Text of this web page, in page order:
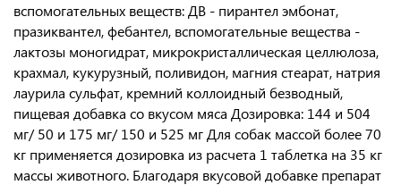
вспомогательных веществ: ДВ - пирантел эмбонат,
празиквантел, фебантел, вспомогательные вещества -
лактозы моногидрат, микрокристаллическая целлюлоза,
крахмал, кукурузный, поливидон, магния стеарат, натрия
лаурила сульфат, кремний коллоидный безводный,
пищевая добавка со вкусом мяса Дозировка: 144 и 504
мг/ 50 и 175 мг/ 150 и 525 мг Для собак массой более 70
кг применяется дозировка из расчета 1 таблетка на 35 кг
массы животного. Благодаря вкусовой добавке препарат